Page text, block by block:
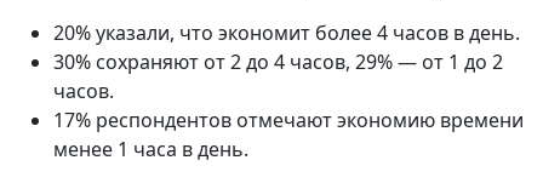
20% указали, что экономит более 4 часов в день.
30% сохраняют от 2 до 4 часов, 29% — от 1 до 2
часов.
17% респондентов отмечают экономию времени
менее 1 часа в день.